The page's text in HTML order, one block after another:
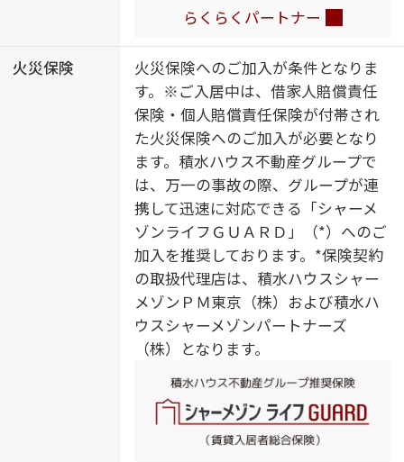
らくらくパートナー
火災保険
火災保険へのご加入が条件となりま
す。※ご入居中は、借家人賠償責任
保険・個人賠償責任保険が付帯され
た火災保険へのご加入が必要となり
ます。積水ハウス不動産グループで
は、万一の事故の際、グループが連
携して迅速に対応できる「シャーメ
ゾンライフＧＵＡＲＤ」（*）へのご
加入を推奨しております。*保険契約
の取扱代理店は、積水ハウスシャー
メゾンＰＭ東京（株）および積水ハ
ウスシャーメゾンパートナーズ
（株）となります。